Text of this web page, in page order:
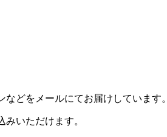
どをメールにてお届けしています。
いただけます。